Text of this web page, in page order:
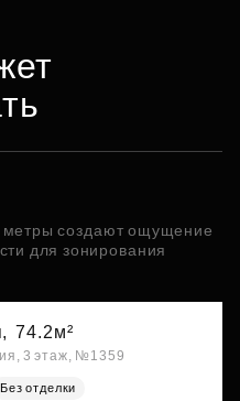
метры создают ощущение
для зонирования
74.2м²
3 этаж, №1359
Без отделки